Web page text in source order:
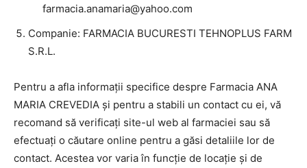
farmacia.anamaria@yahoo.com
Companie: FARMACIA BUCURESTI TEHNOPLUS FARM
S.R.L.
Pentru a afla informații specifice despre Farmacia ANA
MARIA CREVEDIA și pentru a stabili un contact cu ei, vă
recomand să verificați site-ul web al farmaciei sau să
efectuați o căutare online pentru a găsi detaliile lor de
contact. Acestea vor varia în funcție de locație și de